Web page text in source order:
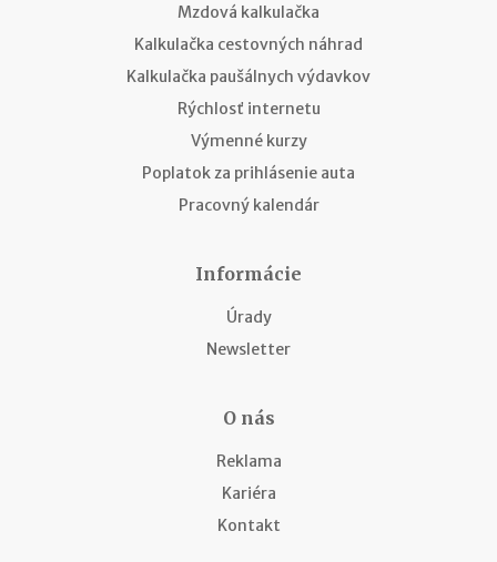
Mzdová kalkulačka
Kalkulačka cestovných náhrad
Kalkulačka paušálnych výdavkov
Rýchlosť internetu
Výmenné kurzy
Poplatok za prihlásenie auta
Pracovný kalendár
Informácie
Úrady
Newsletter
O nás
Reklama
Kariéra
Kontakt